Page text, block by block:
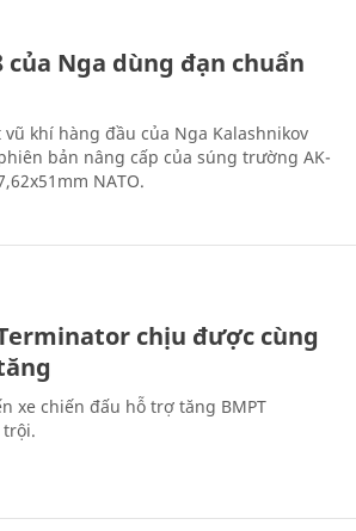
Nga dùng đạn chuẩn
khí hàng đầu của Nga Kalashnikov
bản nâng cấp của súng trường AK-
NATO.
chịu được cùng
xe chiến đấu hỗ trợ tăng BMPT